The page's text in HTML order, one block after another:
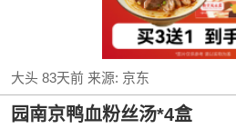
大头 83天前来源: 京东
园南京鸭血粉丝汤*4盒